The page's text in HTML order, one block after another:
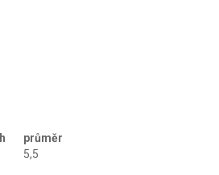
průměr
5,5